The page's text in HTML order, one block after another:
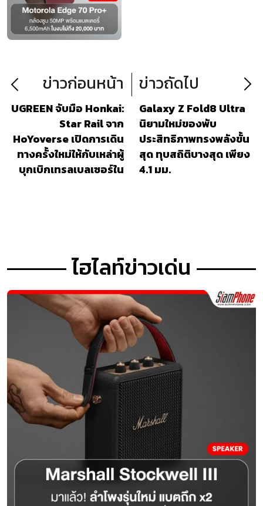
ข่าวก่อนหน้า
UGREEN จับมือ Honkai:
Star Rail จาก
HoYoverse เปิดการเดิน
ทางครั้งใหม่ให้กับเหล่าผู้
บุกเบิกเทรลเบลเซอร์ใน
ข่าวถัดไป
Galaxy Z Fold8 Ultra
นิยามใหม่ของพับ
ประสิทธิภาพทรงพลังขั้น
สุด ทุบสถิติบางสุด เพียง
4.1 มม.
ไฮไลท์ข่าวเด่น